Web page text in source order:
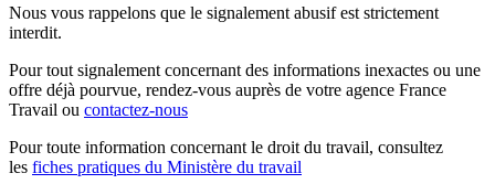
Nous vous rappelons que le signalement abusif est strictement
interdit.
Pour tout signalement concernant des informations inexactes ou une
offre déjà pourvue, rendez-vous auprès de votre agence France
Travail ou contactez-nous
Pour toute information concernant le droit du travail, consultez
les fiches pratiques du Ministère du travail